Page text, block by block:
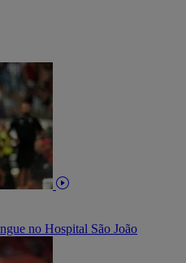
no Hospital São João